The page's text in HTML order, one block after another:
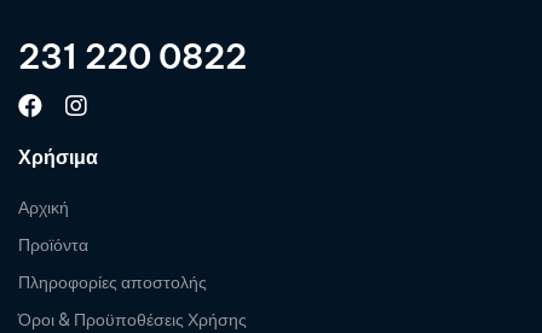
231 220 0822
Χρήσιμα
Αρχική
Προϊόντα
Πληροφορίες αποστολής
Όροι & Προϋποθέσεις Χρήσης